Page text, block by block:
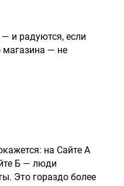
и радуются, если
магазина — не
на Сайте А
Б — люди
Это гораздо более